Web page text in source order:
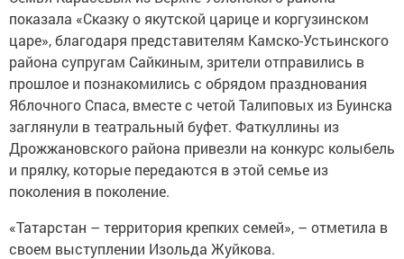
показала «Сказку о якутской царице и коргузинском
царе», благодаря представителям Камско-­Устьинского
района супругам Сайкиным, зрители отправились в
прошлое и познакомились с обрядом празднования
Яблочного Спаса, вместе с четой Талиповых из Буинска
заглянули в театральный буфет. ­Фаткуллины из
Дрожжановского района привезли на конкурс колыбель
и прялку, которые передаются в этой семье из
поколения в поколение.
«Татарстан – территория крепких семей», – отметила в
своем выступ­лении Изольда Жуйкова.